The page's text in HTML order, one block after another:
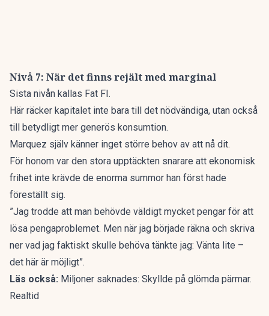
Nivå 7: När det finns rejält med marginal
Sista nivån kallas Fat FI.
Här räcker kapitalet inte bara till det nödvändiga, utan också
till betydligt mer generös konsumtion.
Marquez själv känner inget större behov av att nå dit.
För honom var den stora upptäckten snarare att ekonomisk
frihet inte krävde de enorma summor han först hade
föreställt sig.
”Jag trodde att man behövde väldigt mycket pengar för att
lösa pengaproblemet. Men när jag började räkna och skriva
ner vad jag faktiskt skulle behöva tänkte jag: Vänta lite –
det här är möjligt”.
Läs också: Miljoner saknades: Skyllde på glömda pärmar.
Realtid